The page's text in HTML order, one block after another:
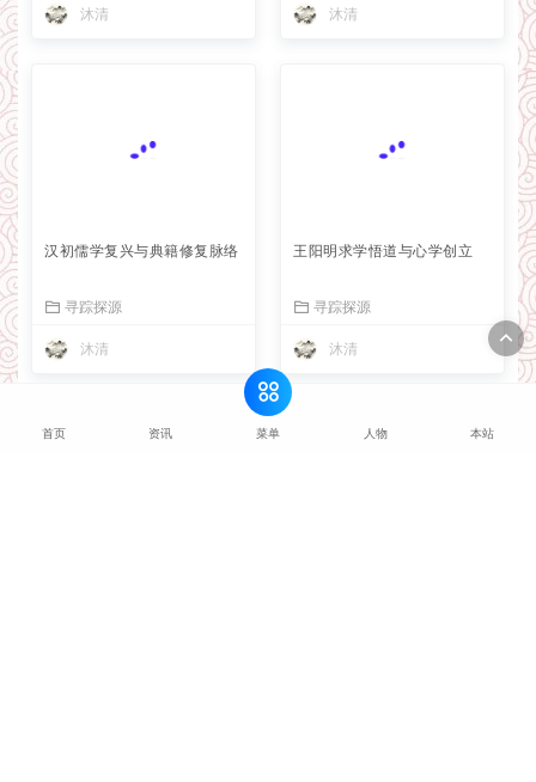
沐清
汉初儒学复兴与典籍修复脉络
寻踪探源
沐清
王阳明求学悟道与心学创立
寻踪探源
沐清
首页 资讯 菜单 人物 本站